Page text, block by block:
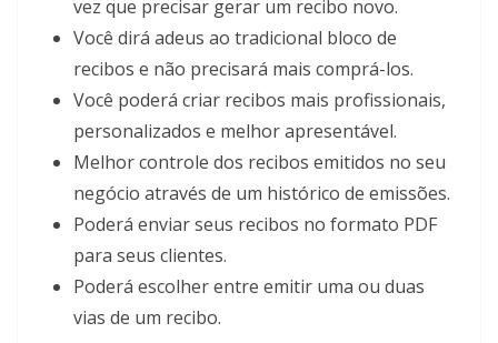
vez que precisar gerar um recibo novo.
Você dirá adeus ao tradicional bloco de
recibos e não precisará mais comprá-los.
Você poderá criar recibos mais profissionais,
personalizados e melhor apresentável.
Melhor controle dos recibos emitidos no seu
negócio através de um histórico de emissões.
Poderá enviar seus recibos no formato PDF
para seus clientes.
Poderá escolher entre emitir uma ou duas
vias de um recibo.